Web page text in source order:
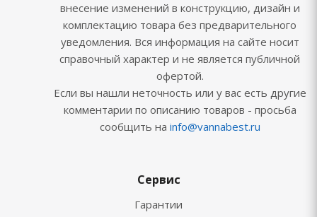
внесение изменений в конструкцию, дизайн и
комплектацию товара без предварительного
уведомления. Вся информация на сайте носит
справочный характер и не является публичной
офертой.
Если вы нашли неточность или у вас есть другие
комментарии по описанию товаров - просьба
сообщить на info@vannabest.ru
Сервис
Гарантии